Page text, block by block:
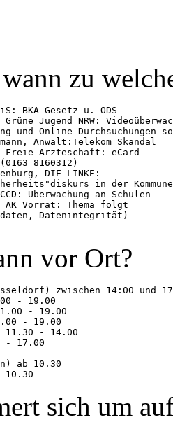
zu
BKA Gesetz u. ODS
Jugend NRW:
und Online-Durchsuchungen
Anwalt:Telekom Skandal
Ärzteschaft: eCard
8160312)
DIE LINKE:
in der Kommune
Überwachung an Schulen
Vorrat: Thema folgt
Datenintegrität)
vor Ort?
zwischen 14:00 und
- 19.00
- 19.00
- 19.00
11.30 - 14.00
- 17.00
ab 10.30
sich um